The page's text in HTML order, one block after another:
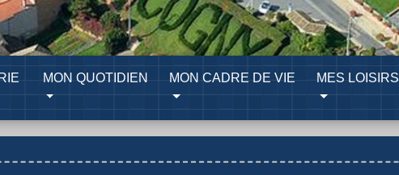
MON QUOTIDIEN MON CADRE DE VIE MES LOISIRS